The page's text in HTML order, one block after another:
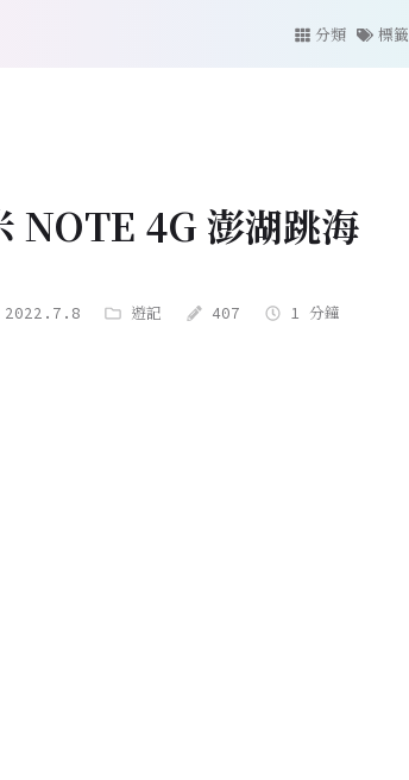
分類 標籤
NOTE 4G 澎湖跳海
2022.7.8 遊記 407 1 分鐘